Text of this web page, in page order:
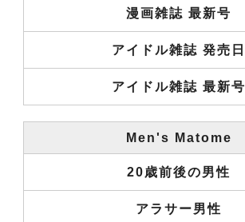
漫画雑誌 最新号
アイドル雑誌 発売日
アイドル雑誌 最新号
Men's Matome
20歳前後の男性
アラサー男性